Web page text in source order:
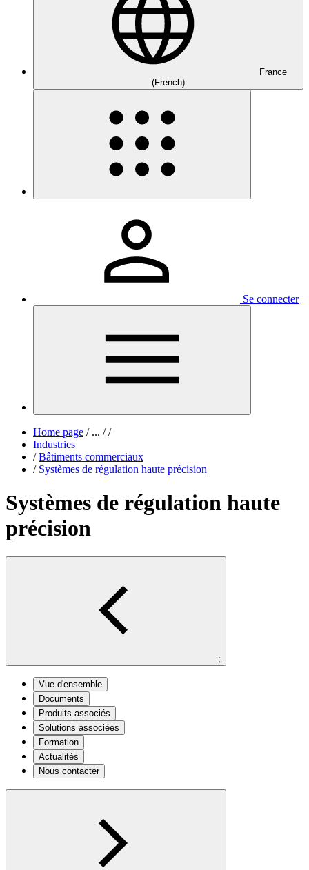
France
(French)
Se connecter
Home page /... / /
Industries
/ Bâtiments commerciaux
/ Systèmes de régulation haute précision
Systèmes de régulation haute
précision
;
Vue d'ensemble
Documents
Produits associés
Solutions associées
Formation
Actualités
Nous contacter